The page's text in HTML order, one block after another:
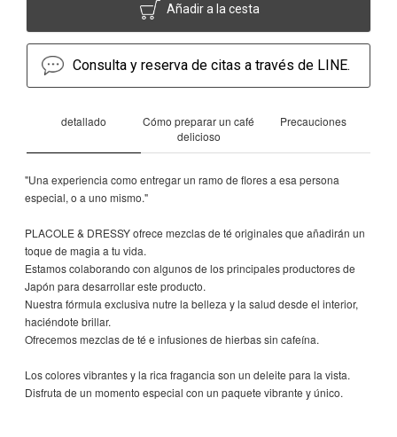
Añadir a la cesta
Consulta y reserva de citas a través de LINE.
detallado
Cómo preparar un café
delicioso
Precauciones
"Una experiencia como entregar un ramo de flores a esa persona
especial, o a uno mismo."
PLACOLE & DRESSY ofrece mezclas de té originales que añadirán un
toque de magia a tu vida.
Estamos colaborando con algunos de los principales productores de
Japón para desarrollar este producto.
Nuestra fórmula exclusiva nutre la belleza y la salud desde el interior,
haciéndote brillar.
Ofrecemos mezclas de té e infusiones de hierbas sin cafeína.
Los colores vibrantes y la rica fragancia son un deleite para la vista.
Disfruta de un momento especial con un paquete vibrante y único.